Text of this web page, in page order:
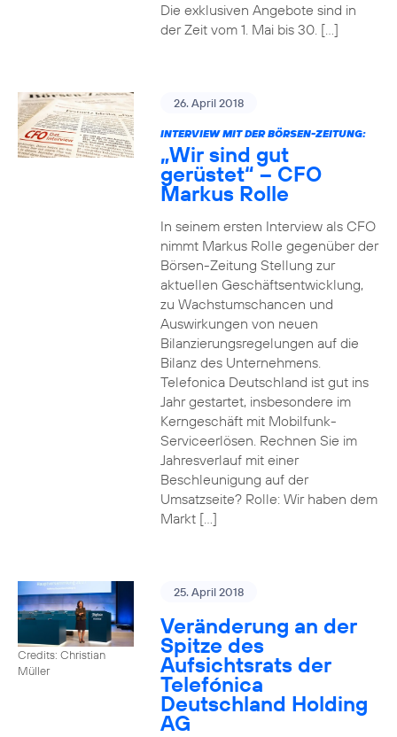
Die exklusiven Angebote sind in
der Zeit vom 1. Mai bis 30. […]
26. April 2018
INTERVIEW MIT DER BÖRSEN-ZEITUNG:
„Wir sind gut
gerüstet“ – CFO
Markus Rolle
In seinem ersten Interview als CFO
nimmt Markus Rolle gegenüber der
Börsen-Zeitung Stellung zur
aktuellen Geschäftsentwicklung,
zu Wachstumschancen und
Auswirkungen von neuen
Bilanzierungsregelungen auf die
Bilanz des Unternehmens.
Telefonica Deutschland ist gut ins
Jahr gestartet, insbesondere im
Kerngeschäft mit Mobilfunk-
Serviceerlösen. Rechnen Sie im
Jahresverlauf mit einer
Beschleunigung auf der
Umsatzseite? Rolle: Wir haben dem
Markt […]
Credits: Christian
Müller
25. April 2018
Veränderung an der
Spitze des
Aufsichtsrats der
Telefónica
Deutschland Holding
AG